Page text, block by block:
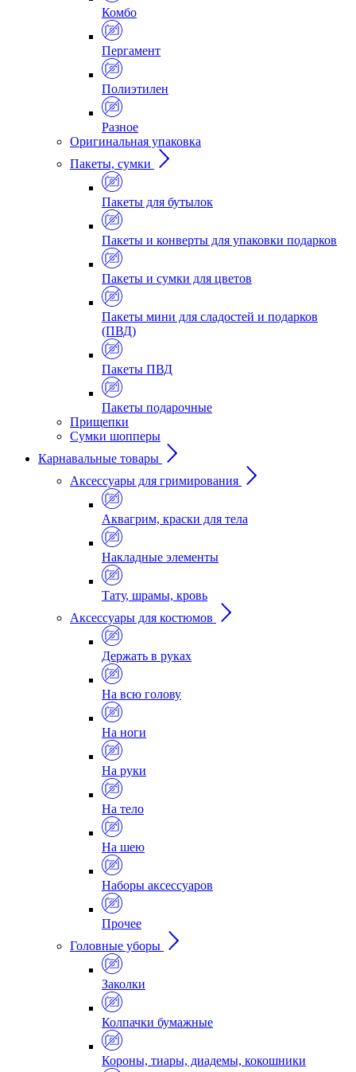
Комбо
Пергамент
Полиэтилен
Разное
Оригинальная упаковка
Пакеты, сумки
Пакеты для бутылок
Пакеты и конверты для упаковки подарков
Пакеты и сумки для цветов
Пакеты мини для сладостей и подарков
(ПВД)
Пакеты ПВД
Пакеты подарочные
Прищепки
Сумки шопперы
Карнавальные товары
Аксессуары для гримирования
Аквагрим, краски для тела
Накладные элементы
Тату, шрамы, кровь
Аксессуары для костюмов
Держать в руках
На всю голову
На ноги
На руки
На тело
На шею
Наборы аксессуаров
Прочее
Головные уборы
Заколки
Колпачки бумажные
Короны, тиары, диадемы, кокошники